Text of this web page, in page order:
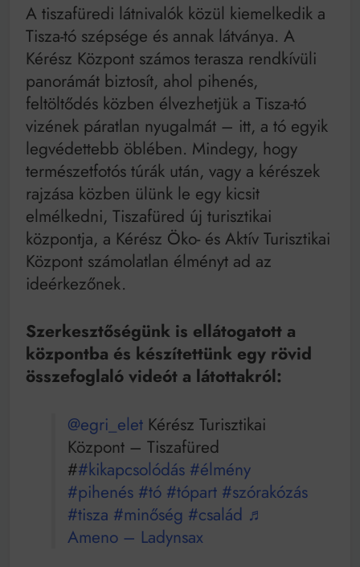
A tiszafüredi látnivalók közül kiemelkedik a
Tisza-tó szépsége és annak látványa. A
Kérész Központ számos terasza rendkívüli
panorámát biztosít, ahol pihenés,
feltöltődés közben élvezhetjük a Tisza-tó
vizének páratlan nyugalmát – itt, a tó egyik
legvédettebb öblében. Mindegy, hogy
természetfotós túrák után, vagy a kérészek
rajzása közben ülünk le egy kicsit
elmélkedni, Tiszafüred új turisztikai
központja, a Kérész Öko- és Aktív Turisztikai
Központ számolatlan élményt ad az
ideérkezőnek.
Szerkesztőségünk is ellátogatott a
központba és készítettünk egy rövid
összefoglaló videót a látottakról:
@egri_eletKérész Turisztikai
Központ – Tiszafüred
##kikapcsolódás #élmény
#pihenés #tó #tópart #szórakózás
#tisza #minőség #család ♬
Ameno – Ladynsax